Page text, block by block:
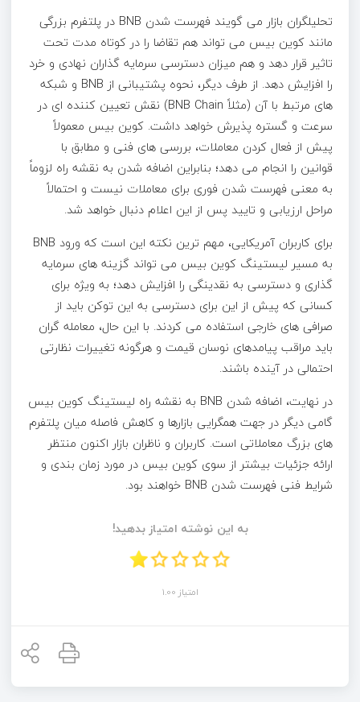
تحلیلگران بازار می گویند فهرست شدن BNB در پلتفرم بزرگی
مانند کوین بیس می تواند هم تقاضا را در کوتاه مدت تحت
تاثیر قرار دهد و هم میزان دسترسی سرمایه گذاران نهادی و خرد
را افزایش دهد. از طرف دیگر، نحوه پشتیبانی از BNB و شبکه
های مرتبط با آن (مثلاً BNB Chain) نقش تعیین کننده ای در
سرعت و گستره پذیرش خواهد داشت. کوین بیس معمولاً
پیش از فعال کردن معاملات، بررسی های فنی و مطابق با
قوانین را انجام می دهد؛ بنابراین اضافه شدن به نقشه راه لزوماً
به معنی فهرست شدن فوری برای معاملات نیست و احتمالاً
مراحل ارزیابی و تایید پس از این اعلام دنبال خواهد شد.
برای کاربران آمریکایی، مهم ترین نکته این است که ورود BNB
به مسیر لیستینگ کوین بیس می تواند گزینه های سرمایه
گذاری و دسترسی به نقدینگی را افزایش دهد؛ به ویژه برای
کسانی که پیش از این برای دسترسی به این توکن باید از
صرافی های خارجی استفاده می کردند. با این حال، معامله گران
باید مراقب پیامدهای نوسان قیمت و هرگونه تغییرات نظارتی
احتمالی در آینده باشند.
در نهایت، اضافه شدن BNB به نقشه راه لیستینگ کوین بیس
گامی دیگر در جهت همگرایی بازارها و کاهش فاصله میان پلتفرم
های بزرگ معاملاتی است. کاربران و ناظران بازار اکنون منتظر
ارائه جزئیات بیشتر از سوی کوین بیس در مورد زمان بندی و
شرایط فنی فهرست شدن BNB خواهند بود.
به این نوشته امتیاز بدهید!
امتیاز 1.00